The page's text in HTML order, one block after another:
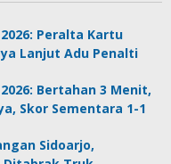
Peralta Kartu
Lanjut Adu Penalti
Bertahan 3 Menit,
Skor Sementara 1-1
Sidoarjo,